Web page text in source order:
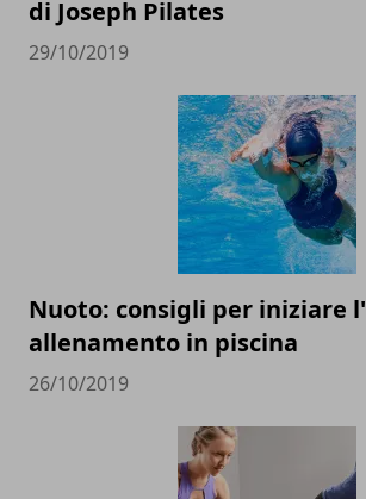
di Joseph Pilates
29/10/2019
Nuoto: consigli per iniziare l'
allenamento in piscina
26/10/2019